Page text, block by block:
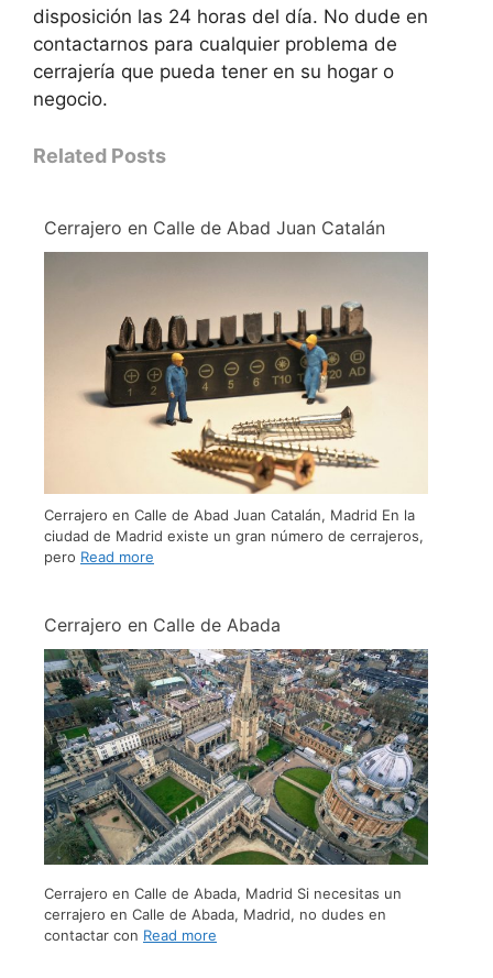
disposición las 24 horas del día. No dude en
contactarnos para cualquier problema de
cerrajería que pueda tener en su hogar o
negocio.
Related Posts
Cerrajero en Calle de Abad Juan Catalán
Cerrajero en Calle de Abad Juan Catalán, Madrid En la
ciudad de Madrid existe un gran número de cerrajeros,
pero Read more
Cerrajero en Calle de Abada
Cerrajero en Calle de Abada, Madrid Si necesitas un
cerrajero en Calle de Abada, Madrid, no dudes en
contactar con Read more